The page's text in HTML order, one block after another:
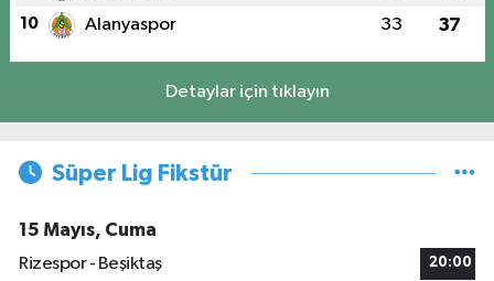
10 Alanyaspor 33 37
Detaylar için tıklayın
Süper Lig Fikstür
15 Mayıs, Cuma
Rizespor - Beşiktaş
20:00